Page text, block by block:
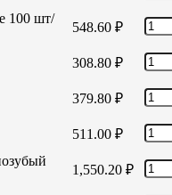
100 шт/
548.60 ₽
308.80 ₽
379.80 ₽
511.00 ₽
1,550.20 ₽